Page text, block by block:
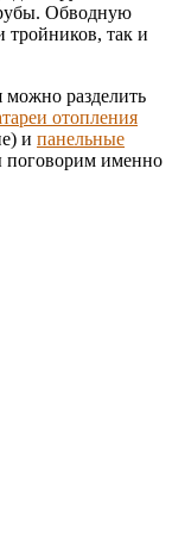
Обводную
тройников, так и
можно разделить
отопления
и панельные
поговорим именно